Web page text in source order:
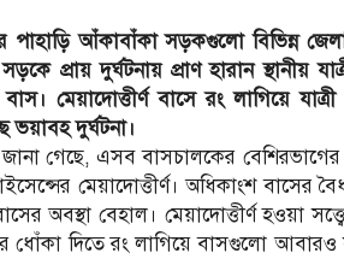
পাহাড়ি আঁকাবাঁকা সড়কগু‌লো বিভিন্ন
প্রায় দুর্ঘটনায় প্রাণ হারান
মেয়াদোত্তীর্ণ বাসে রং লাগিয়ে
ভয়াবহ দুর্ঘটনা।
জানা গেছে, এসব বাসচালকের
মেয়াদোত্তীর্ণ। অধিকাংশ বাসের
অবস্থা বেহাল। মেয়াদোত্তীর্ণ হওয়া
ধোঁকা দি‌তে রং লা‌গি‌য়ে বাসগুলো